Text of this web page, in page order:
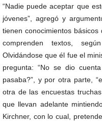
“Nadie puede aceptar que
jóvenes”, agregó y
tienen conocimientos
comprenden textos,
Olvidándose que él fue el
pregunta: “No se dio
pasaba?”, y por otra parte,
otra de las encuestas
que llevan adelante
Kirchner, con lo cual,